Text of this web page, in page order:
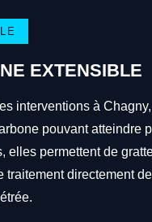
EXTENSIBLE
interventions à
pouvant atteindre
elles permettent de
traitement directement